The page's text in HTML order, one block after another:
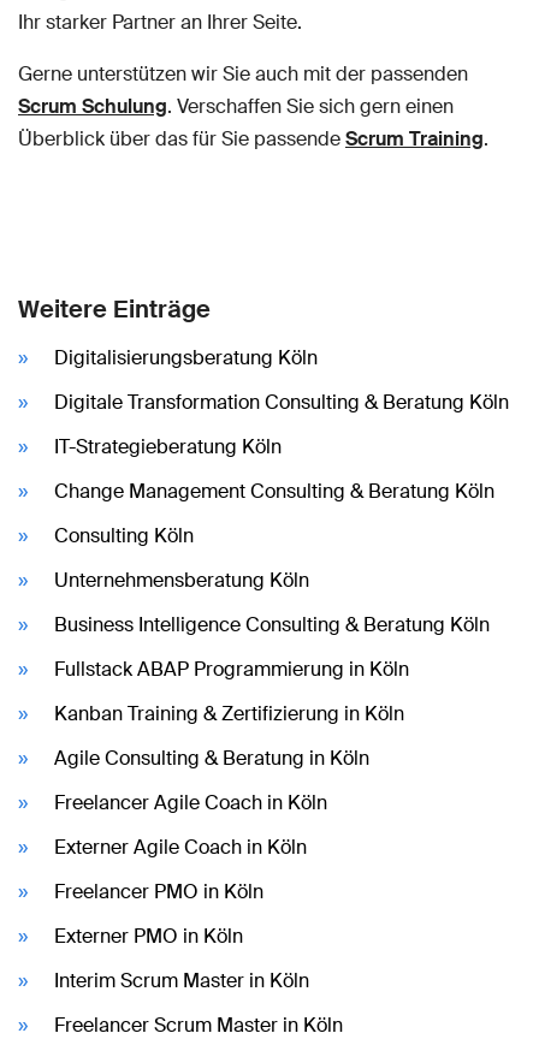
Ihr starker Partner an Ihrer Seite.
Gerne unterstützen wir Sie auch mit der passenden
Scrum Schulung. Verschaffen Sie sich gern einen
Überblick über das für Sie passendeScrum Training.
Weitere Einträge
Digitalisierungsberatung Köln
Digitale Transformation Consulting & Beratung Köln
IT-Strategieberatung Köln
Change Management Consulting & Beratung Köln
Consulting Köln
Unternehmensberatung Köln
Business Intelligence Consulting & Beratung Köln
Fullstack ABAP Programmierung in Köln
Kanban Training & Zertifizierung in Köln
Agile Consulting & Beratung in Köln
Freelancer Agile Coach in Köln
Externer Agile Coach in Köln
Freelancer PMO in Köln
Externer PMO in Köln
Interim Scrum Master in Köln
Freelancer Scrum Master in Köln